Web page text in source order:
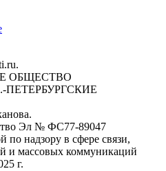
ОБЩЕСТВО
ПЕТЕРБУРГСКИЕ
Эл № ФС77-89047
надзору в сфере связи,
и массовых коммуникаций
г.